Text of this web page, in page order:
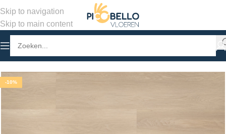
Skip to navigation
Skip to main content
Home/Winkel
-10%